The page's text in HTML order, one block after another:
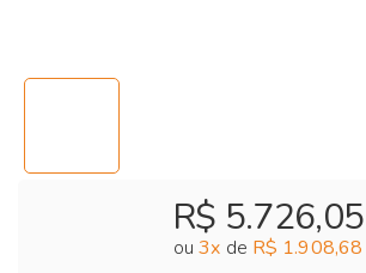
R$ 5.726,05
ou3x de R$ 1.908,68